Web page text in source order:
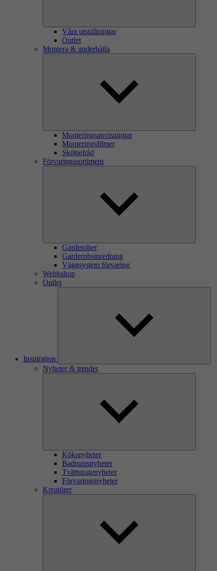
Våra utställningar
Outlet
Montera & underhålla
Monteringsanvisningar
Monteringsfilmer
Skötselråd
Förvaringssortiment
Garderober
Garderobsinredning
Väggsystem förvaring
Webbshop
Outlet
Inspiration
Nyheter & trender
Köksnyheter
Badrumsnyheter
Tvättstugenyheter
Förvaringsnyheter
Kreatörer